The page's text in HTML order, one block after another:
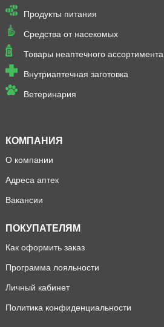
Продукты питания
Средства от насекомых
Товары неаптечного ассортимента
Внутриаптечная заготовка
Ветеринария
КОМПАНИЯ
О компании
Адреса аптек
Вакансии
ПОКУПАТЕЛЯМ
Как оформить заказ
Программа лояльности
Личный кабинет
Политика конфиденциальности